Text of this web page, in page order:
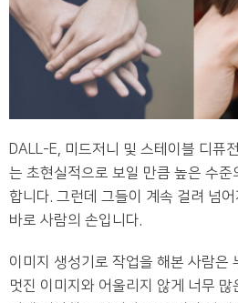
DALL-E, 미드저니 및 스테이블 디퓨
는 초현실적으로 보일 만큼 높은 수준
합니다. 그런데 그들이 계속 걸려 넘
바로 사람의 손입니다.
이미지 생성기로 작업을 해본 사람은
멋진 이미지와 어울리지 않게 너무